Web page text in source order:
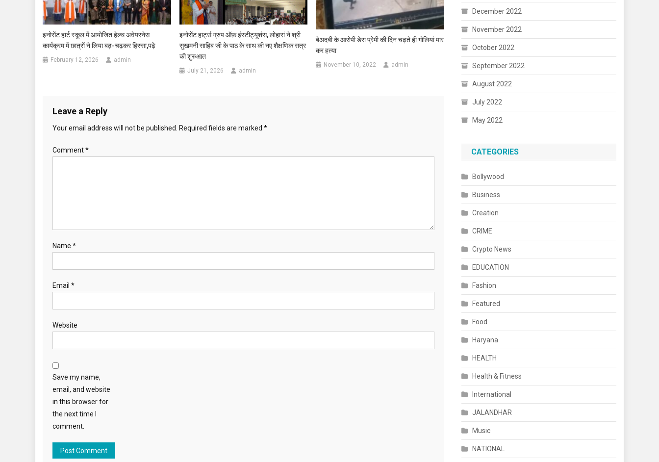
इनोसेंट हार्ट स्कूल में आयोजित हेल्थ अवेयरनेस
कार्यक्रम में छात्रों ने लिया बढ़-चढ़कर हिस्सा,पढ़े
February 12, 2026 admin
इनोसेंट हार्ट्स ग्रुप ऑफ़ इंस्टीट्यूशंस, लोहारां ने श्री
सुखमनी साहिब जी के पाठ के साथ की नए शैक्षणिक सत्र
की शुरुआत
July 21, 2026 admin
बेअदबी के आरोपी डेरा प्रेमी की दिन चढ़ते ही गोलियां मार
कर हत्या
November 10, 2022 admin
Leave a Reply
Your email address will not be published. Required fields are marked *
Comment*
Name *
Email *
Website
Save my name,
email, and website
in this browser for
the next time I
comment.
December 2022
November 2022
October 2022
September 2022
August 2022
July 2022
May 2022
CATEGORIES
Bollywood
Business
Creation
CRIME
Crypto News
EDUCATION
Fashion
Featured
Food
Haryana
HEALTH
Health & Fitness
International
JALANDHAR
Music
NATIONAL